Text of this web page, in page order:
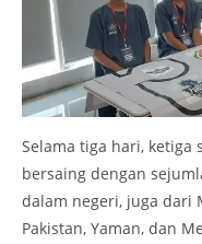
Selama tiga hari, ketiga
bersaing dengan
dalam negeri, juga dari
Pakistan, Yaman, dan